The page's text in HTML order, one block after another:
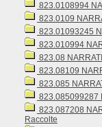
823.0108994
823.0109
823.01093245
823.010994
823.08
823.08109
823.085
823.085099287
823.087208
Raccolte